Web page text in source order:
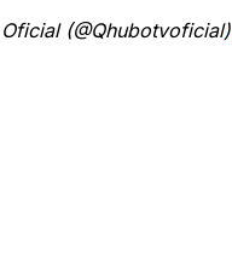
(@Qhubotvoficial)